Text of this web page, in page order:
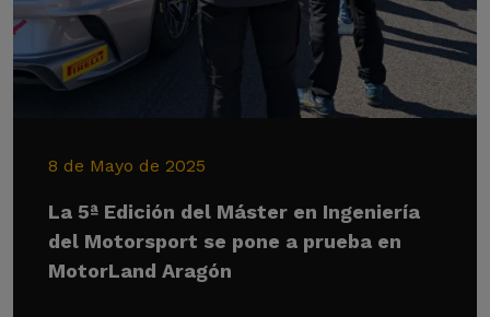
8 de Mayo de 2025
La 5ª Edición del Máster en Ingeniería
del Motorsport se pone a prueba en
MotorLand Aragón